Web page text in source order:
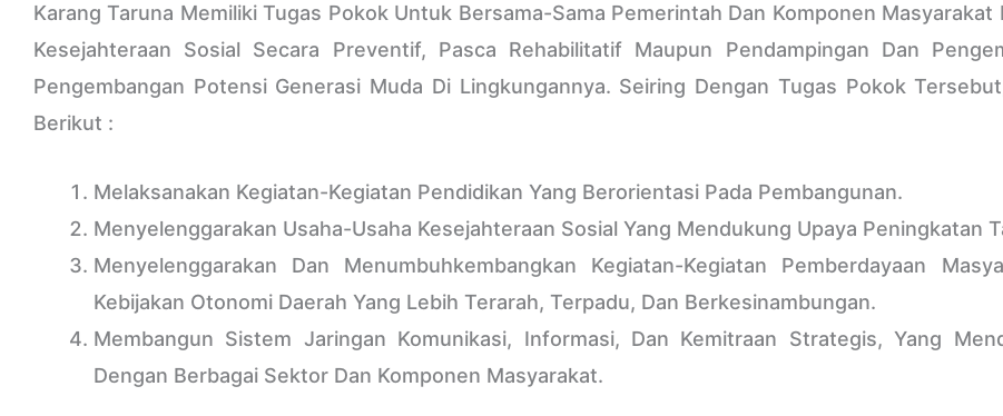
Karang Taruna Memiliki Tugas Pokok Untuk Bersama-Sama Pemerintah Dan Komponen
Kesejahteraan Sosial Secara Preventif, Pasca Rehabilitatif Maupun Pendampingan Dan
Pengembangan Potensi Generasi Muda Di Lingkungannya. Seiring Dengan Tugas Pokok
Berikut :
Melaksanakan Kegiatan-Kegiatan Pendidikan Yang Berorientasi Pada Pembangunan.
Menyelenggarakan Usaha-Usaha Kesejahteraan Sosial Yang Mendukung Upaya Peningkatan
Menyelenggarakan Dan Menumbuhkembangkan Kegiatan-Kegiatan Pemberdayaan
Kebijakan Otonomi Daerah Yang Lebih Terarah, Terpadu, Dan Berkesinambungan.
Membangun Sistem Jaringan Komunikasi, Informasi, Dan Kemitraan Strategis, Yang
Dengan Berbagai Sektor Dan Komponen Masyarakat.